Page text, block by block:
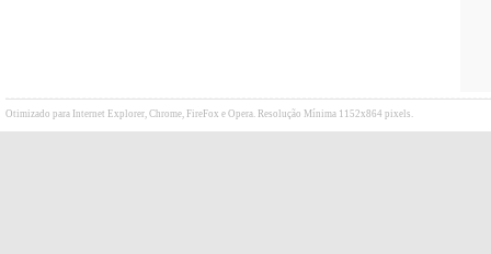
Otimizado para Internet Explorer, Chrome, FireFox e Opera. Resolução Mínima 1152x864 pixels.